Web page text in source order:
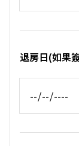
退房日(如果